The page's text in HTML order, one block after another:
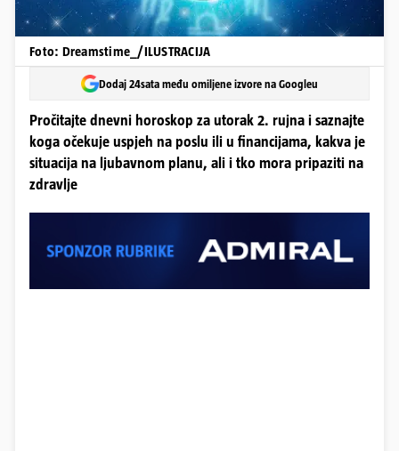
Foto: Dreamstime_/ILUSTRACIJA
Dodaj 24sata među omiljene izvore na Googleu
Pročitajte dnevni horoskop za utorak 2. rujna i saznajte
koga očekuje uspjeh na poslu ili u financijama, kakva je
situacija na ljubavnom planu, ali i tko mora pripaziti na
zdravlje